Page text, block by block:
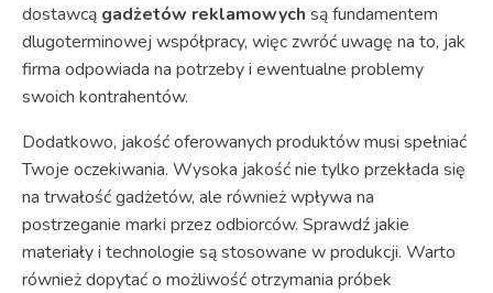
dostawcą gadżetów reklamowych są fundamentem
dlugoterminowej współpracy, więc zwróć uwagę na to, jak
firma odpowiada na potrzeby i ewentualne problemy
swoich kontrahentów.
Dodatkowo, jakość oferowanych produktów musi spełniać
Twoje oczekiwania. Wysoka jakość nie tylko przekłada się
na trwałość gadżetów, ale również wpływa na
postrzeganie marki przez odbiorców. Sprawdź jakie
materiały i technologie są stosowane w produkcji. Warto
również dopytać o możliwość otrzymania próbek